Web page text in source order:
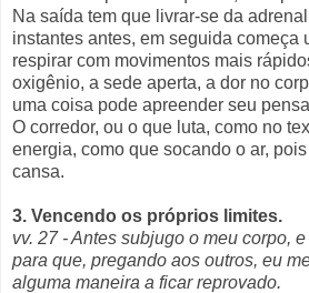
Na saída tem que livrar-se da
instantes antes, em seguida começa
respirar com movimentos mais
oxigênio, a sede aperta, a dor no
uma coisa pode apreender seu
O corredor, ou o que luta, como no
energia, como que socando o ar,
cansa.
3. Vencendo os próprios limites.
vv. 27 - Antes subjugo o meu corpo,
para que, pregando aos outros, eu
alguma maneira a ficar reprovado.